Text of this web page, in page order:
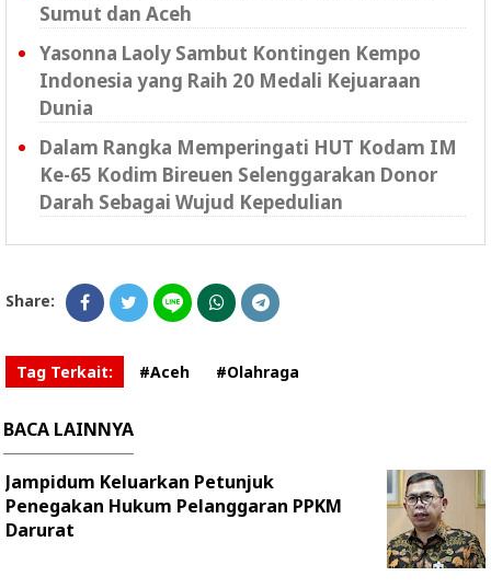
Sumut dan Aceh
Yasonna Laoly Sambut Kontingen Kempo
Indonesia yang Raih 20 Medali Kejuaraan
Dunia
Dalam Rangka Memperingati HUT Kodam IM
Ke-65 Kodim Bireuen Selenggarakan Donor
Darah Sebagai Wujud Kepedulian
Share:
Tag Terkait: #Aceh #Olahraga
BACA LAINNYA
Jampidum Keluarkan Petunjuk
Penegakan Hukum Pelanggaran PPKM
Darurat